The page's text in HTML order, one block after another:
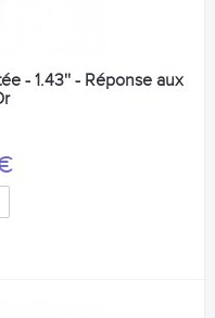
- 1.43'' - Réponse aux